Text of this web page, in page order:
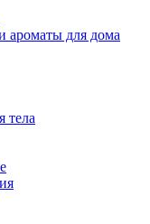
ароматы для дома
тела